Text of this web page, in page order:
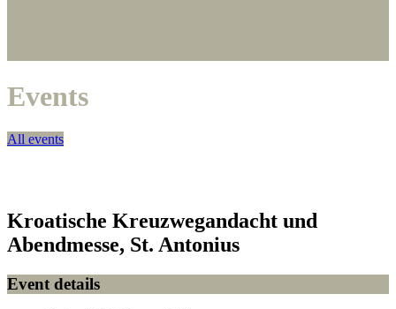
Events
All events
Kroatische Kreuzwegandacht und
Abendmesse, St. Antonius
Event details